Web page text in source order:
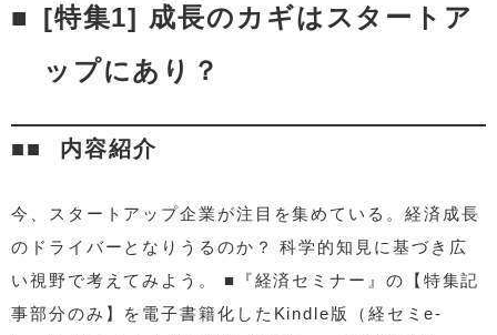
[特集1] 成長のカギはスタートア
ップにあり？
内容紹介
今、スタートアップ企業が注目を集めている。経済成長
のドライバーとなりうるのか？ 科学的知見に基づき広
い視野で考えてみよう。 ■『経済セミナー』の【特集記
事部分のみ】を電子書籍化したKindle版（経セミe-